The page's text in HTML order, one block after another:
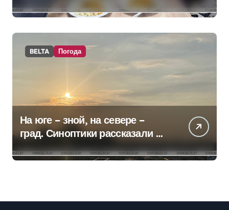
сентября, рассказали в
правительстве
BELTA Погода
На юге – зной, на севере –
град. Синоптики рассказали о
погоде на сегодня